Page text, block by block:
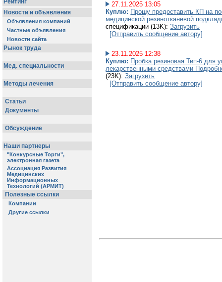
27.11.2025 13:05
Куплю: Прошу предоставить КП на
медицинской резинотканевой
спецификации (13K):Загрузить
[Отправить сообщение автору]
23.11.2025 12:38
Куплю: Пробка резиновая Тип-6 для
лекарственными средствами
(23K):Загрузить
[Отправить сообщение автору]